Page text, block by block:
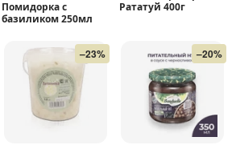
Помидорка с
базиликом 250мл
Рататуй 400г
–23% –20%